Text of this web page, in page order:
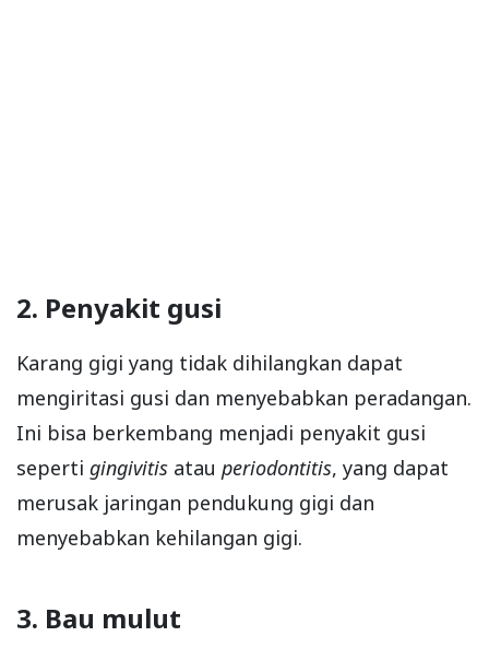
2. Penyakit gusi
Karang gigi yang tidak dihilangkan dapat
mengiritasi gusi dan menyebabkan peradangan.
Ini bisa berkembang menjadi penyakit gusi
seperti gingivitis atau periodontitis, yang dapat
merusak jaringan pendukung gigi dan
menyebabkan kehilangan gigi.
3. Bau mulut